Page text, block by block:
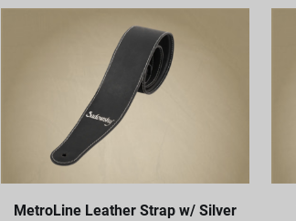
MetroLine Leather Strap w/ Silver